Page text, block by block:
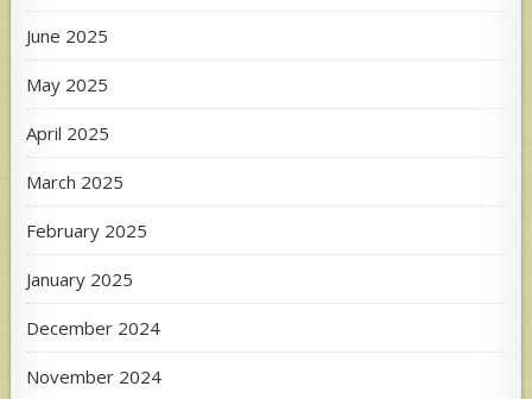
June 2025
May 2025
April 2025
March 2025
February 2025
January 2025
December 2024
November 2024